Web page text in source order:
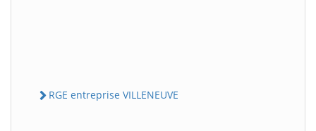
RGE entreprise VILLENEUVE